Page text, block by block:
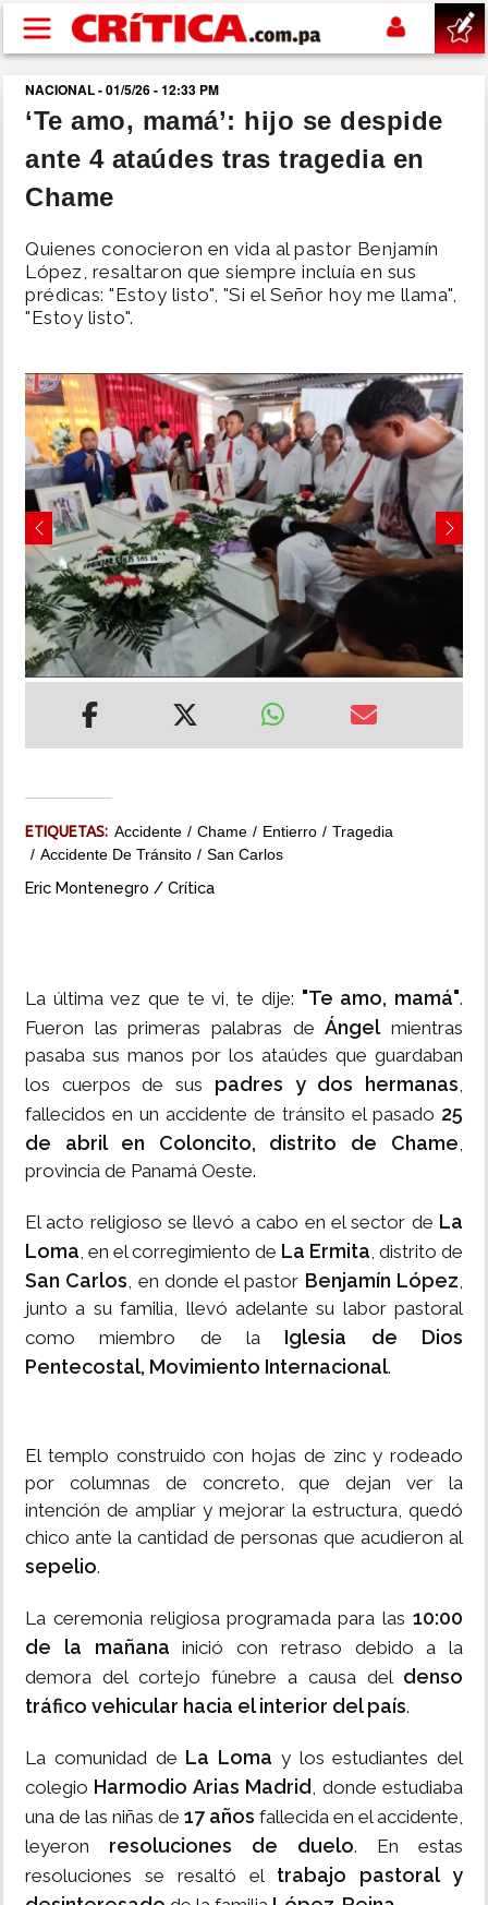
Pasar al contenido principal
buscar
SUCESOS
POLÍTICA
DEPORTES
MUNDO
INSÓLITAS
MULTIMEDIA
IMPRESO
NACIONAL - 01/5/26 - 12:33 PM
‘Te amo, mamá’: hijo se despide
ante 4 ataúdes tras tragedia en
Chame
Quienes conocieron en vida al pastor Benjamín
López, resaltaron que siempre incluía en sus
prédicas: "Estoy listo", "Si el Señor hoy me llama",
"Estoy listo".
Previous Next
ETIQUETAS: Accidente Chame Entierro
Tragedia
Accidente De Tránsito
San Carlos
Eric Montenegro / Crítica
La última vez que te vi, te dije: "Te amo, mamá".
Fueron las primeras palabras deÁngelmientras
pasaba sus manos por los ataúdes que guardaban
los cuerpos de sus padres y dos hermanas,
fallecidos en un accidente de tránsito el pasado 25
de abril en Coloncito, distrito de Chame,
provincia de Panamá Oeste.
El acto religioso se llevó a cabo en el sector de La
Loma, en el corregimiento de La Ermita, distrito de
San Carlos, en donde el pastor Benjamín López,
junto a su familia, llevó adelante su labor pastoral
como miembro de la Iglesia de Dios
Pentecostal, Movimiento Internacional.
El templo construido con hojas de zinc y rodeado
por columnas de concreto, que dejan ver la
intención de ampliar y mejorar la estructura, quedó
chico ante la cantidad de personas que acudieron al
sepelio.
La ceremonia religiosa programada para las 10:00
de la mañana inició con retraso debido a la
demora del cortejo fúnebre a causa del denso
tráfico vehicular hacia el interior del país.
La comunidad de La Loma y los estudiantes del
colegio Harmodio Arias Madrid , donde estudiaba
una de las niñas de 17 años fallecida en el accidente,
leyeron resoluciones de duelo. En estas
resoluciones se resaltó el trabajo pastoral y